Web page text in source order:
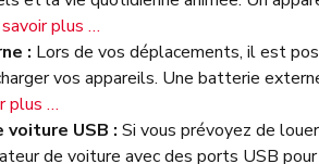
savoir plus …
: Lors de vos déplacements, il est
vos appareils. Une batterie
plus …
USB : Si vous prévoyez de
de voiture avec des ports USB